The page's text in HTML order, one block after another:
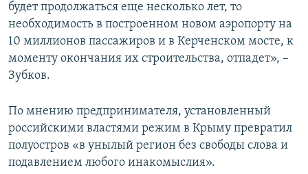
будет продолжаться еще несколько лет, то
необходимость в построенном новом аэропорту на
10 миллионов пассажиров и в Керченском мосте, к
моменту окончания их строительства, отпадет», –
Зубков.
По мнению предпринимателя, установленный
российскими властями режим в Крыму превратил
полуостров «в унылый регион без свободы слова и
подавлением любого инакомыслия».